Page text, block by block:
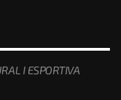
I ESPORTIVA